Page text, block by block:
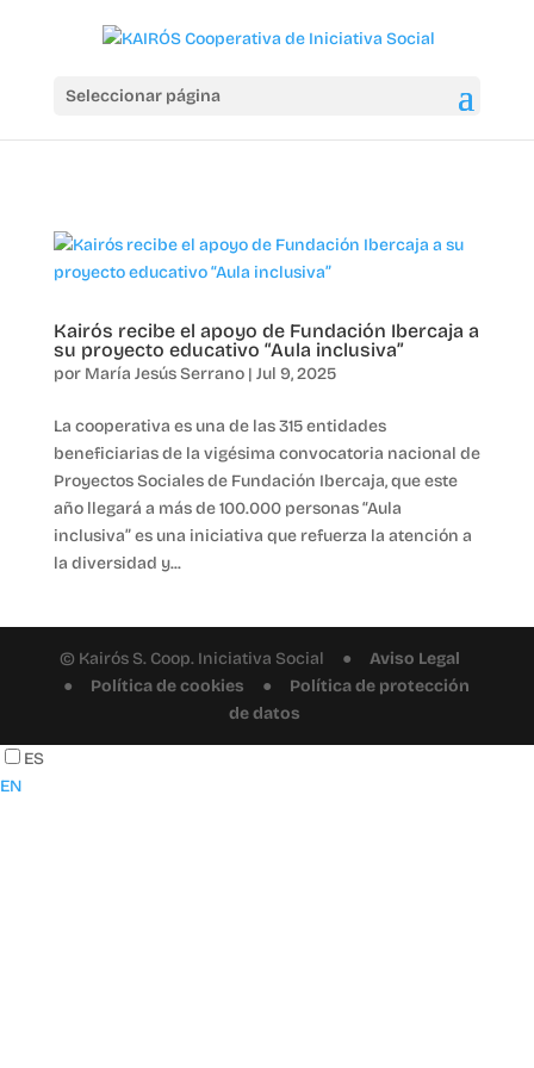
Seleccionar página
Kairós recibe el apoyo de Fundación Ibercaja a
su proyecto educativo “Aula inclusiva”
por María Jesús Serrano| Jul 9, 2025
La cooperativa es una de las 315 entidades
beneficiarias de la vigésima convocatoria nacional de
Proyectos Sociales de Fundación Ibercaja, que este
año llegará a más de 100.000 personas “Aula
inclusiva” es una iniciativa que refuerza la atención a
la diversidad y...
© Kairós S. Coop. Iniciativa Social ● Aviso Legal
● Política de cookies ● Política de protección
de datos
ES
EN